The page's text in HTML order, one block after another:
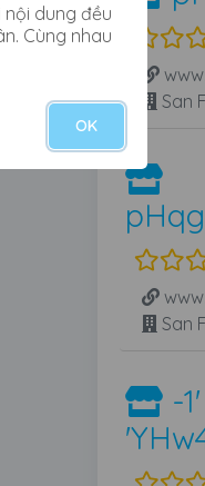
San
San
-
dung đều
Cùng nhau
OK